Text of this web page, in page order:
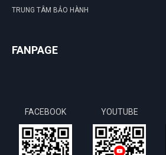
TRUNG TÂM BẢO HÀNH
FANPAGE
FACEBOOK YOUTUBE